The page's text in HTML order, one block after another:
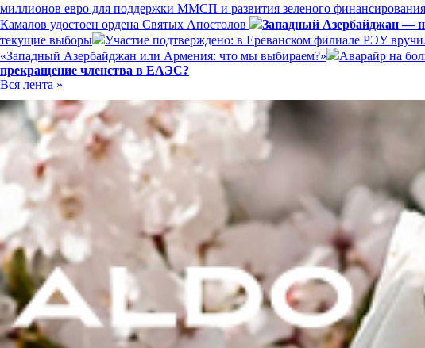
миллионов евро для поддержки ММСП и развития зеленого
Камалов удостоен ордена Святых Апостолов
Западный Азербайджан —
текущие выборы
Участие подтверждено: в Ереванском филиале РЭУ
«Западный Азербайджан или Армения: что мы выбираем?»
Аварайр на
прекращение членства в ЕАЭС?
Вся лента »